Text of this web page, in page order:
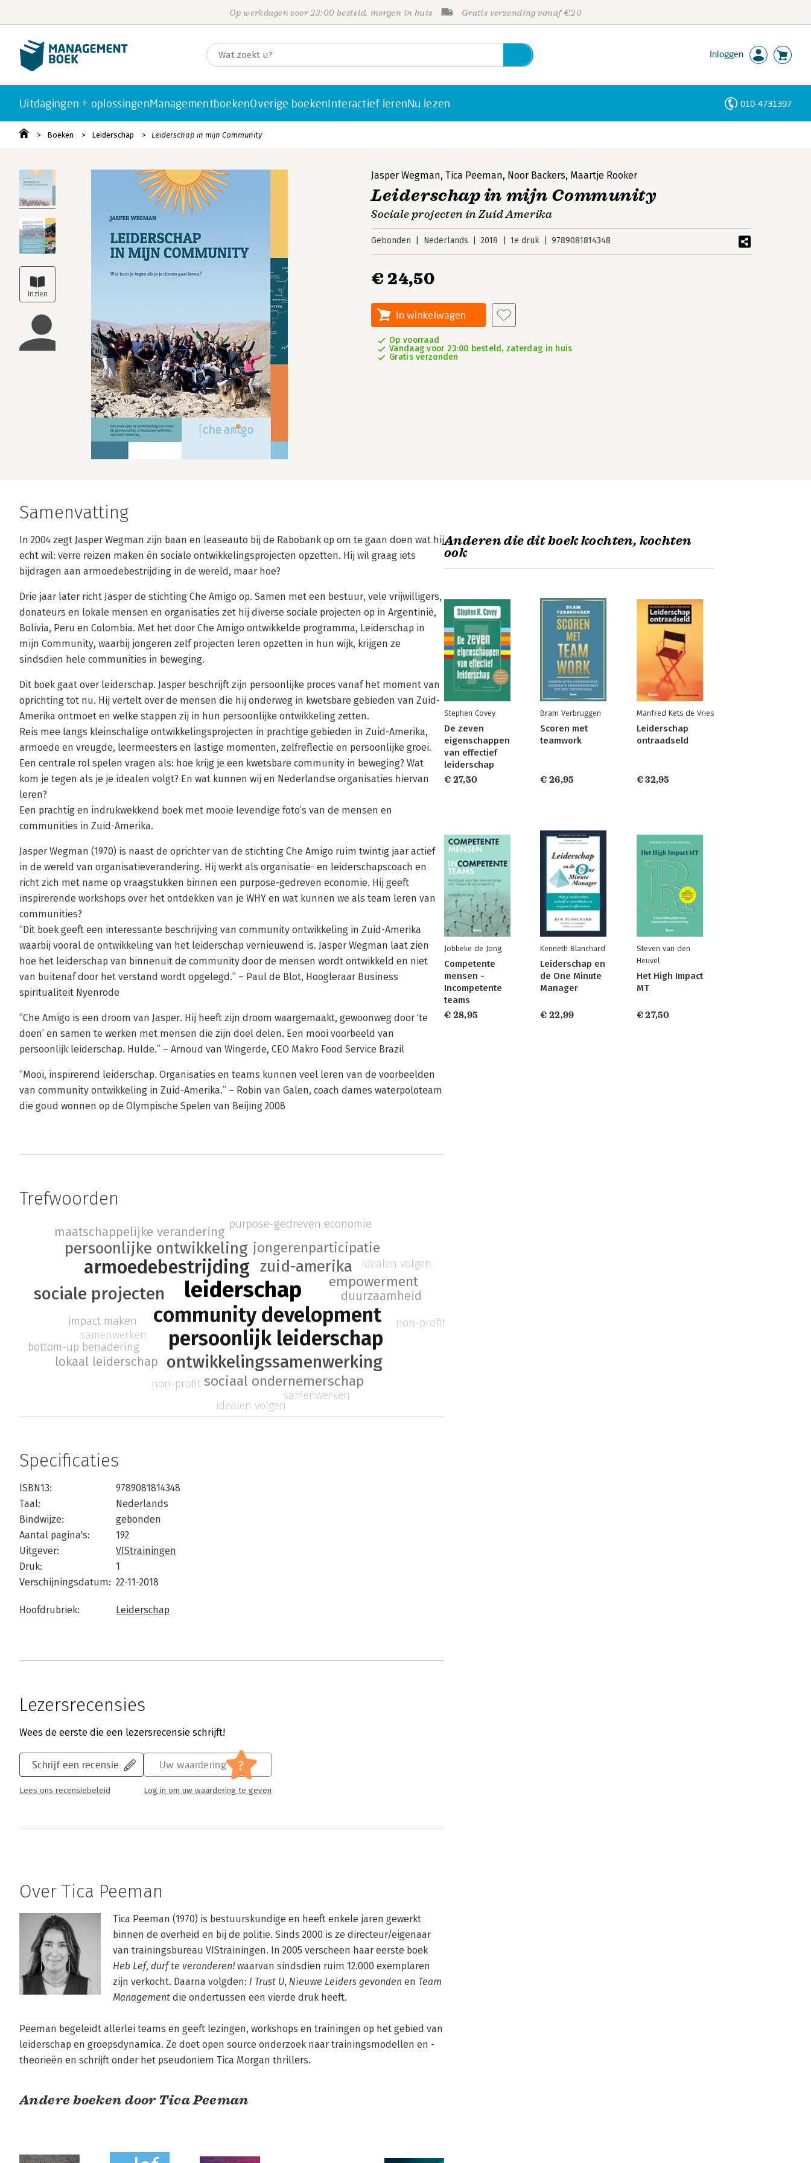
Op werkdagen voor 23:00 besteld, morgen in huis Gratis verzending vanaf €20
Inloggen
Uitdagingen + oplossingenManagementboekenOverige boekenInteractief lerenNu lezen 010-4731397
Boeken Leiderschap Leiderschap in mijn Community
Jasper Wegman,Tica Peeman, Noor Backers, Maartje Rooker
Leiderschap in mijn Community
Sociale projecten in Zuid Amerika
Gebonden Nederlands 2018 1e druk 9789081814348
€ 24,50
In winkelwagen
Op voorraad
Vandaag voor 23:00 besteld, zaterdag in huis
Gratis verzonden
Samenvatting
In 2004 zegt Jasper Wegman zijn baan en leaseauto bij de Rabobank op om te gaan doen wat hij
echt wil: verre reizen maken én sociale ontwikkelingsprojecten opzetten. Hij wil graag iets
bijdragen aan armoedebestrijding in de wereld, maar hoe?
Drie jaar later richt Jasper de stichting Che Amigo op. Samen met een bestuur, vele vrijwilligers,
donateurs en lokale mensen en organisaties zet hij diverse sociale projecten op in Argentinië,
Bolivia, Peru en Colombia. Met het door Che Amigo ontwikkelde programma, Leiderschap in
mijn Community, waarbij jongeren zelf projecten leren opzetten in hun wijk, krijgen ze
sindsdien hele communities in beweging.
Dit boek gaat over leiderschap. Jasper beschrijft zijn persoonlijke proces vanaf het moment van
oprichting tot nu. Hij vertelt over de mensen die hij onderweg in kwetsbare gebieden van Zuid-
Amerika ontmoet en welke stappen zij in hun persoonlijke ontwikkeling zetten.
Reis mee langs kleinschalige ontwikkelingsprojecten in prachtige gebieden in Zuid-Amerika,
armoede en vreugde, leermeesters en lastige momenten, zelfreflectie en persoonlijke groei.
Een centrale rol spelen vragen als: hoe krijg je een kwetsbare community in beweging? Wat
kom je tegen als je je idealen volgt? En wat kunnen wij en Nederlandse organisaties hiervan
leren?
Een prachtig en indrukwekkend boek met mooie levendige foto’s van de mensen en
communities in Zuid-Amerika.
Jasper Wegman (1970) is naast de oprichter van de stichting Che Amigo ruim twintig jaar actief
in de wereld van organisatieverandering. Hij werkt als organisatie- en leiderschapscoach en
richt zich met name op vraagstukken binnen een purpose-gedreven economie. Hij geeft
inspirerende workshops over het ontdekken van je WHY en wat kunnen we als team leren van
communities?
“Dit boek geeft een interessante beschrijving van community ontwikkeling in Zuid-Amerika
waarbij vooral de ontwikkeling van het leiderschap vernieuwend is. Jasper Wegman laat zien
hoe het leiderschap van binnenuit de community door de mensen wordt ontwikkeld en niet
van buitenaf door het verstand wordt opgelegd.” – Paul de Blot, Hoogleraar Business
spiritualiteit Nyenrode
“Che Amigo is een droom van Jasper. Hij heeft zijn droom waargemaakt, gewoonweg door ‘te
doen’ en samen te werken met mensen die zijn doel delen. Een mooi voorbeeld van
persoonlijk leiderschap. Hulde.” – Arnoud van Wingerde, CEO Makro Food Service Brazil
“Mooi, inspirerend leiderschap. Organisaties en teams kunnen veel leren van de voorbeelden
van community ontwikkeling in Zuid-Amerika.” – Robin van Galen, coach dames waterpoloteam
die goud wonnen op de Olympische Spelen van Beijing 2008
Trefwoorden
leiderschap
community development
persoonlijk leiderschap
armoedebestrijding
ontwikkelingssamenwerking
sociale projecten
zuid-amerika
persoonlijke ontwikkeling
sociaal ondernemerschap
jongerenparticipatie
empowerment
duurzaamheid
maatschappelijke verandering
lokaal leiderschap
purpose-gedreven economie
bottom-up benadering
impact maken
samenwerken
non-profit
idealen volgen
samenwerken
non-profit
idealen volgen
Specificaties
ISBN13:
9789081814348
Taal:
Nederlands
Bindwijze:
gebonden
Aantal pagina's:
192
Uitgever:
VIStrainingen
Druk:
1
Verschijningsdatum: 22-11-2018
Hoofdrubriek: Leiderschap
Lezersrecensies
Wees de eerste die een lezersrecensie schrijft!
Schrijf een recensie
Lees ons recensiebeleid
Uw waardering ?
Log in om uw waardering te geven
Over Tica Peeman
Tica Peeman (1970) is bestuurskundige en heeft enkele jaren gewerkt
binnen de overheid en bij de politie. Sinds 2000 is ze directeur/eigenaar
Heb Lef, durf te veranderen! waarvan sindsdien ruim 12.000 exemplaren
zijn verkocht. Daarna volgden: I Trust U, Nieuwe Leiders gevonden en Team
Management die ondertussen een vierde druk heeft.
Peeman begeleidt allerlei teams en geeft lezingen, workshops en trainingen op het gebied van
leiderschap en groepsdynamica. Ze doet open source onderzoek naar trainingsmodellen en -
theorieën en schrijft onder het pseudoniem Tica Morgan thrillers.
Andere boeken door Tica Peeman
Anderen die dit boek kochten, kochten
ook
Stephen Covey
De zeven
eigenschappen
van effectief
leiderschap
€ 27,50
Bram Verbruggen
Scoren met
teamwork
€ 26,95
Manfred Kets de Vries
Leiderschap
ontraadseld
€ 32,95
Jobbeke de Jong
Competente
mensen -
Incompetente
teams
€ 28,95
Kenneth Blanchard
Leiderschap en
de One Minute
Manager
€ 22,99
Steven van den
Heuvel
Het High Impact
MT
€ 27,50
Personen